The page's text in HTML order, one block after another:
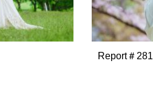
Report＃281